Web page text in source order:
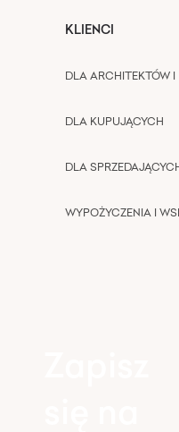
KLIENCI
DLA ARCHITEKTÓW I
DLA KUPUJĄCYCH
DLA
WYPOŻYCZENIA I